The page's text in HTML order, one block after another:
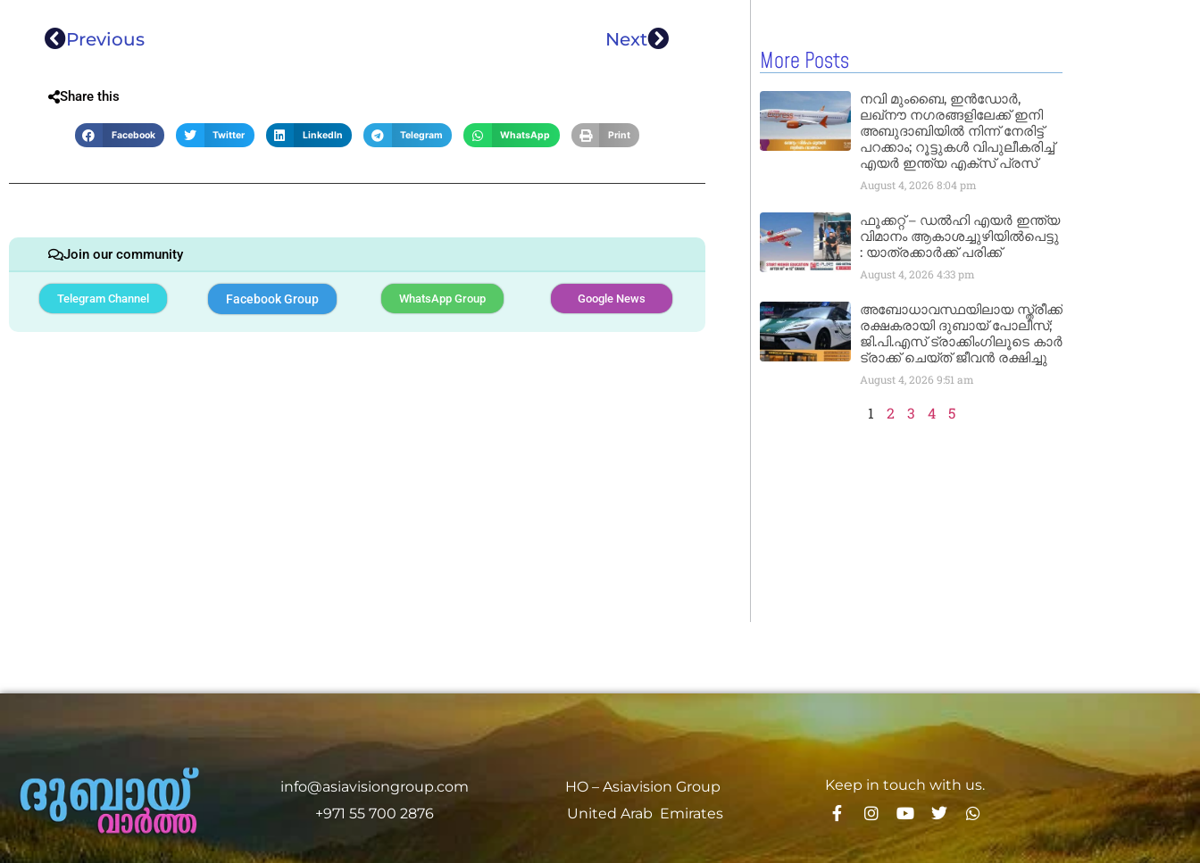
Previous Next
Share this
Facebook Twitter LinkedIn Telegram WhatsApp Print
Join our community
Telegram Channel Facebook Group WhatsApp Group Google News
More Posts
നവി മുംബൈ, ഇൻഡോർ,
ലഖ്നൗ നഗരങ്ങളിലേക്ക് ഇനി
അബുദാബിയിൽ നിന്ന് നേരിട്ട്
പറക്കാം; റൂട്ടുകൾ വിപുലീകരിച്ച്
എയർ ഇന്ത്യ എക്സ് പ്രസ്
August 4, 2026 8:04 pm
ഫൂക്കറ്റ് – ഡൽഹി എയര്‍ ഇന്ത്യ
വിമാനം ആകാശച്ചുഴിയില്‍പെട്ടു
: യാത്രക്കാര്‍ക്ക് പരിക്ക്
August 4, 2026 4:33 pm
അബോധാവസ്ഥയിലായ സ്ത്രീക്ക്
രക്ഷകരായി ദുബായ് പോലീസ്;
ജി.പി.എസ് ട്രാക്കിംഗിലൂടെ കാർ
ട്രാക്ക് ചെയ്ത് ജീവൻ രക്ഷിച്ചു
August 4, 2026 9:51 am
1 2 3 4 5
info@asiavisiongroup.com
+971 55 700 2876
HO – Asiavision Group
United Arab Emirates
Keep in touch with us.